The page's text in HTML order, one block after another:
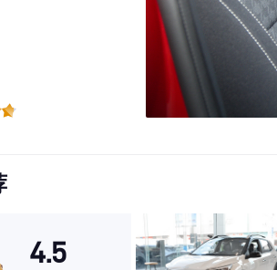
优于84%同级车
4.5